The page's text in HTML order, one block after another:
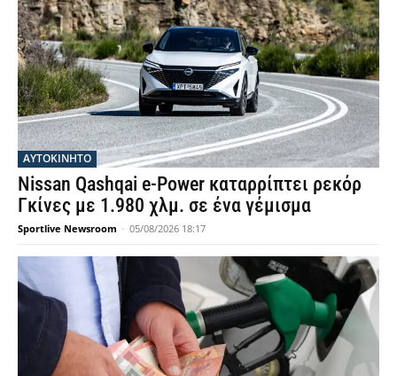
ΑΥΤΟΚΙΝΗΤΟ
Nissan Qashqai e-Power καταρρίπτει ρεκόρ
Γκίνες με 1.980 χλμ. σε ένα γέμισμα
Sportlive Newsroom - 05/08/2026 18:17